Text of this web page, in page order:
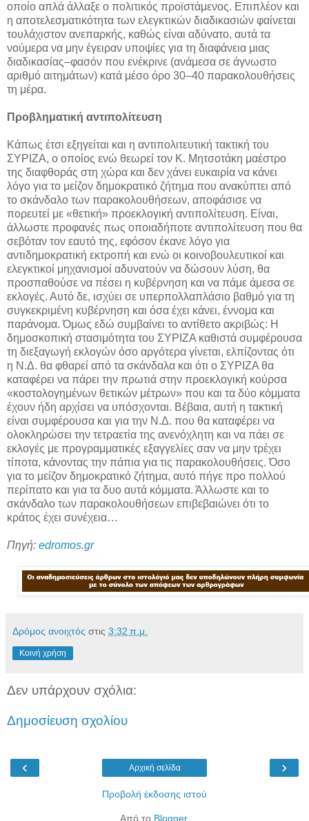
οποίο απλά άλλαξε ο πολιτικός προϊστάμενος. Επιπλέον και
η αποτελεσματικότητα των ελεγκτικών διαδικασιών φαίνεται
τουλάχιστον ανεπαρκής, καθώς είναι αδύνατο, αυτά τα
νούμερα να μην έγειραν υποψίες για τη διαφάνεια μιας
διαδικασίας–φασόν που ενέκρινε (ανάμεσα σε άγνωστο
αριθμό αιτημάτων) κατά μέσο όρο 30–40 παρακολουθήσεις
τη μέρα.
Προβληματική αντιπολίτευση
Κάπως έτσι εξηγείται και η αντιπολιτευτική τακτική του
ΣΥΡΙΖΑ, ο οποίος ενώ θεωρεί τον Κ. Μητσοτάκη μαέστρο
της διαφθοράς στη χώρα και δεν χάνει ευκαιρία να κάνει
λόγο για το μείζον δημοκρατικό ζήτημα που ανακύπτει από
το σκάνδαλο των παρακολουθήσεων, αποφάσισε να
πορευτεί με «θετική» προεκλογική αντιπολίτευση. Είναι,
άλλωστε προφανές πως οποιαδήποτε αντιπολίτευση που θα
σεβόταν τον εαυτό της, εφόσον έκανε λόγο για
αντιδημοκρατική εκτροπή και ενώ οι κοινοβουλευτικοί και
ελεγκτικοί μηχανισμοί αδυνατούν να δώσουν λύση, θα
προσπαθούσε να πέσει η κυβέρνηση και να πάμε άμεσα σε
εκλογές. Αυτό δε, ισχύει σε υπερπολλαπλάσιο βαθμό για τη
συγκεκριμένη κυβέρνηση και όσα έχει κάνει, έννομα και
παράνομα. Όμως εδώ συμβαίνει το αντίθετο ακριβώς: Η
δημοσκοπική στασιμότητα του ΣΥΡΙΖΑ καθιστά συμφέρουσα
τη διεξαγωγή εκλογών όσο αργότερα γίνεται, ελπίζοντας ότι
η Ν.Δ. θα φθαρεί από τα σκάνδαλα και ότι ο ΣΥΡΙΖΑ θα
καταφέρει να πάρει την πρωτιά στην προεκλογική κούρσα
«κοστολογημένων θετικών μέτρων» που και τα δύο κόμματα
έχουν ήδη αρχίσει να υπόσχονται. Βέβαια, αυτή η τακτική
είναι συμφέρουσα και για την Ν.Δ. που θα καταφέρει να
ολοκληρώσει την τετραετία της ανενόχλητη και να πάει σε
εκλογές με προγραμματικές εξαγγελίες σαν να μην τρέχει
τίποτα, κάνοντας την πάπια για τις παρακολουθήσεις. Όσο
για το μείζον δημοκρατικό ζήτημα, αυτό πήγε προ πολλού
περίπατο και για τα δυο αυτά κόμματα. Άλλωστε και το
σκάνδαλο των παρακολουθήσεων επιβεβαιώνει ότι το
κράτος έχει συνέχεια…
Πηγή: edromos.gr
Δρόμος ανοιχτός στις 3:32 π.μ.
Κοινή χρήση
Δεν υπάρχουν σχόλια:
Δημοσίευση σχολίου
‹ ›
Αρχική σελίδα
Προβολή έκδοσης ιστού
Από το Blogger.